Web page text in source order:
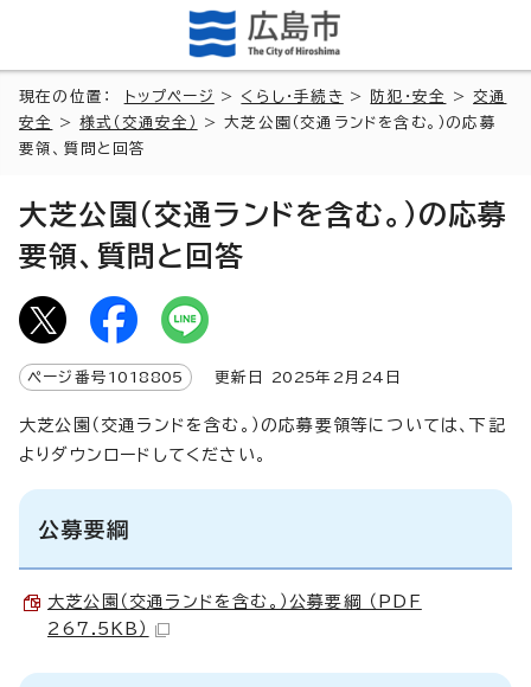
現在の位置： トップページ > くらし・手続き > 防犯・安全 >交通
安全
>様式（交通安全）
> 大芝公園（交通ランドを含む。）の応募
要領、質問と回答
大芝公園（交通ランドを含む。）の応募
要領、質問と回答
ページ番号 1018805 更新日 2025年2月 24 日
大芝公園（交通ランドを含む。）の応募要領等については、下記
よりダウンロードしてください。
公募要綱
大芝公園（交通ランドを含む。）公募要綱 （PDF
267.5KB）